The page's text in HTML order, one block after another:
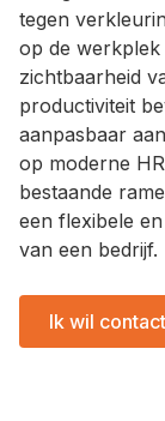
tegen
op de
zichtbaarheid
productiviteit
aanpasbaar
op moderne
bestaande
een flexibele
van een bedrijf.
Ik wil